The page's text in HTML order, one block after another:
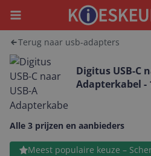
Menu
Terug naar usb-adapters
Digitus USB-C
Adapterkabel -
Alle 3 prijzen en aanbieders
Meest populaire keuze –
Bekijk product